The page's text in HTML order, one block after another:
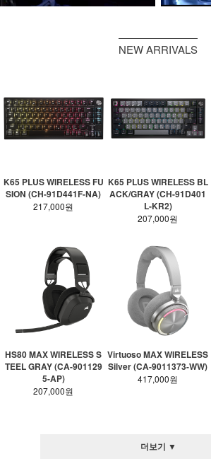
NEW ARRIVALS
K65 PLUS WIRELESS FU
SION (CH-91D441F-NA)
217,000원
K65 PLUS WIRELESS BL
ACK/GRAY (CH-91D401
L-KR2)
207,000원
HS80 MAX WIRELESS S
TEEL GRAY (CA-901129
5-AP)
207,000원
Virtuoso MAX WIRELESS
Silver (CA-9011373-WW)
417,000원
더보기 ▼